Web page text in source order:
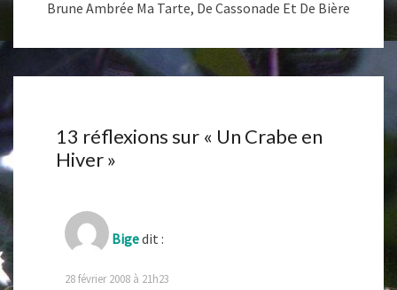
Brune Ambrée Ma Tarte, De Cassonade Et De Bière
13 réflexions sur « Un Crabe en
Hiver»
Bigedit :
28 février 2008 à 21h23